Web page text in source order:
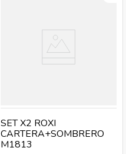
SET X2 ROXI
CARTERA+SOMBRERO
M1813